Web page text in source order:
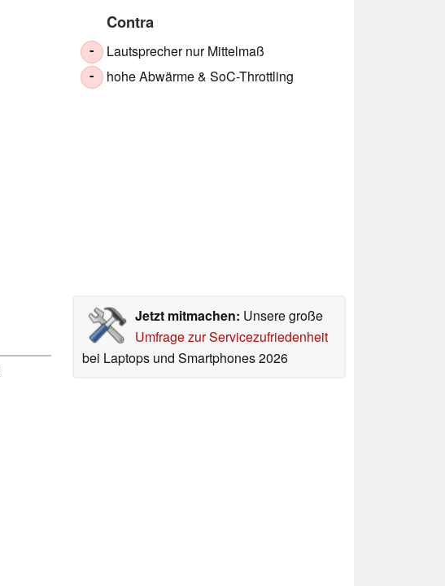
Contra
- Lautsprecher nur Mittelmaß
- hohe Abwärme & SoC-Throttling
Jetzt mitmachen: Unsere große
Umfrage zur Servicezufriedenheit
bei Laptops und Smartphones 2026